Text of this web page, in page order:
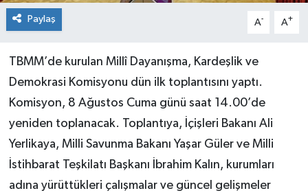
Paylaş A- A+
TBMM’de kurulan Millî Dayanışma, Kardeşlik ve
Demokrasi Komisyonu dün ilk toplantısını yaptı.
Komisyon, 8 Ağustos Cuma günü saat 14.00’de
yeniden toplanacak. Toplantıya, İçişleri Bakanı Ali
Yerlikaya, Milli Savunma Bakanı Yaşar Güler ve Milli
İstihbarat Teşkilatı Başkanı İbrahim Kalın, kurumları
adına yürüttükleri çalışmalar ve güncel gelişmeler